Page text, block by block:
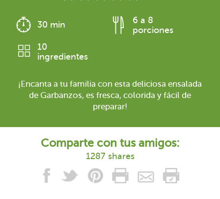
30 min
6 a 8
porciones
10
ingredientes
¡Encanta a tu familia con esta deliciosa ensalada
de Garbanzos, es fresca, colorida y fácil de
preparar!
Comparte con tus amigos:
1287 shares